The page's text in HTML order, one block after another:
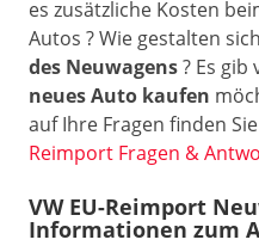
es zusätzliche Kosten
Autos ? Wie gestalten
des Neuwagens? Es gib
neues Auto kaufen
auf Ihre Fragen finden
Reimport Fragen &
VW EU-Reimport
Informationen zum